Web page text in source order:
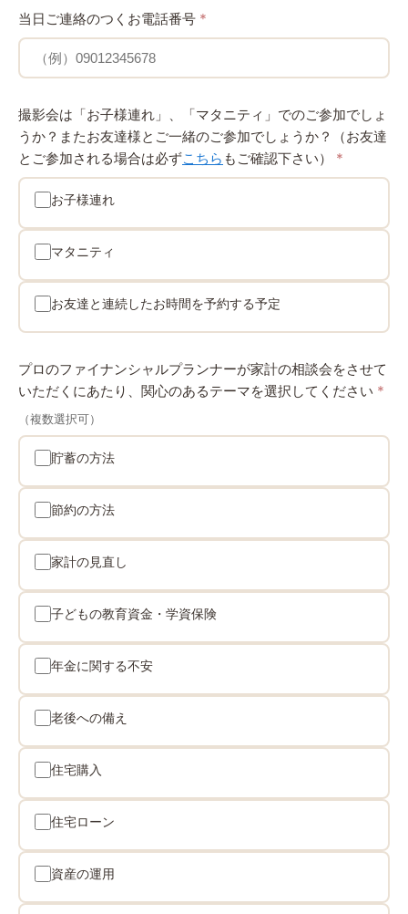
当日ご連絡のつくお電話番号 *
撮影会は「お子様連れ」、「マタニティ」でのご参加でしょ
うか？またお友達様とご一緒のご参加でしょうか？（お友達
とご参加される場合は必ずこちら もご確認下さい） *
お子様連れ
マタニティ
お友達と連続したお時間を予約する予定
プロのファイナンシャルプランナーが家計の相談会をさせて
いただくにあたり、関心のあるテーマを選択してください *
（複数選択可）
貯蓄の方法
節約の方法
家計の見直し
子どもの教育資金・学資保険
年金に関する不安
老後への備え
住宅購入
住宅ローン
資産の運用